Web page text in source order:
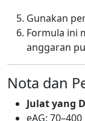
Gunakan
Formula ini
anggaran
Nota dan
Julat yang
eAG: